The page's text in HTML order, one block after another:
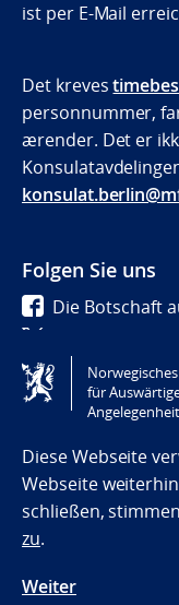
ist per E-Mail
Det kreves
personnummer,
ærender. Det er
Folgen Sie uns
Die Botschaft
Die Botschaft
(NO)
für
Diese Webseite
Webseite
schließen,
zu.
Weiter